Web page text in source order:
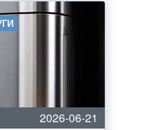
2026-06-21